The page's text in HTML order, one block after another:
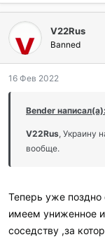
б
г
о
а
и
и
:
V22Rus
Banned
16 Фев 2022
Bender написал(а):
V22Rus, Украину
вообще.
Теперь уже
имеем униженное и
соседству ,за